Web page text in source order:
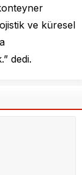
ve küresel
dedi.